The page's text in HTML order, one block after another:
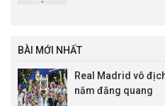
BÀI MỚI NHẤT
Real Madrid vô
năm đăng quang